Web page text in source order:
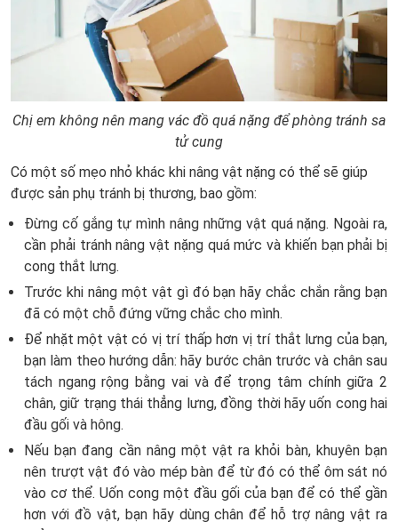
Chị em không nên mang vác đồ quá nặng để phòng tránh sa
tử cung
Có một số mẹo nhỏ khác khi nâng vật nặng có thể sẽ giúp
được sản phụ tránh bị thương, bao gồm:
Đừng cố gắng tự mình nâng những vật quá nặng. Ngoài ra,
cần phải tránh nâng vật nặng quá mức và khiến bạn phải bị
cong thắt lưng.
Trước khi nâng một vật gì đó bạn hãy chắc chắn rằng bạn
đã có một chỗ đứng vững chắc cho mình.
Để nhặt một vật có vị trí thấp hơn vị trí thắt lưng của bạn,
bạn làm theo hướng dẫn: hãy bước chân trước và chân sau
tách ngang rộng bằng vai và để trọng tâm chính giữa 2
chân, giữ trạng thái thẳng lưng, đồng thời hãy uốn cong hai
đầu gối và hông.
Nếu bạn đang cần nâng một vật ra khỏi bàn, khuyên bạn
nên trượt vật đó vào mép bàn để từ đó có thể ôm sát nó
vào cơ thể. Uốn cong một đầu gối của bạn để có thể gần
hơn với đồ vật, bạn hãy dùng chân để hỗ trợ nâng vật ra